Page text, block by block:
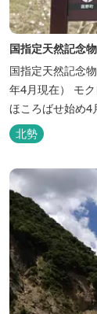
国指定天然記念
国指定天然記念
年4月現在） モクレン科のシデコブシは、例年3月末からつぼみを
ほころばせ始め4
周辺の狭い範囲
菰野町、四日市
おけるシデコブシ天
存在して...
北勢